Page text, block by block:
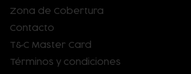
Zona de Cobertura
Contacto
T&C Master Card
Términos y condiciones